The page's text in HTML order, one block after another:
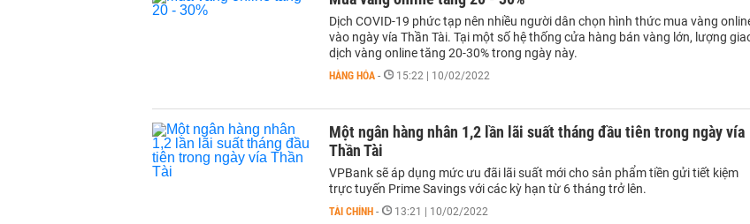
Dịch COVID-19 phức tạp nên nhiều người dân chọn hình thức mua vàng
vào ngày vía Thần Tài. Tại một số hệ thống cửa hàng bán vàng lớn, lượng
dịch vàng online tăng 20-30% trong ngày này.
HÀNG HÓA - 15:22 | 10/02/2022
Một ngân hàng nhân 1,2 lần lãi suất tháng đầu tiên trong ngày vía
Thần Tài
VPBank sẽ áp dụng mức ưu đãi lãi suất mới cho sản phẩm tiền gửi tiết kiệm
trực tuyến Prime Savings với các kỳ hạn từ 6 tháng trở lên.
TÀI CHÍNH - 13:21 | 10/02/2022